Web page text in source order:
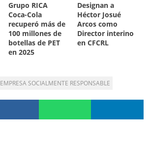
Grupo RICA
Coca-Cola
recuperó más de
100 millones de
botellas de PET
en 2025
Designan a
Héctor Josué
Arcos como
Director interino
en CFCRL
EMPRESA SOCIALMENTE RESPONSABLE